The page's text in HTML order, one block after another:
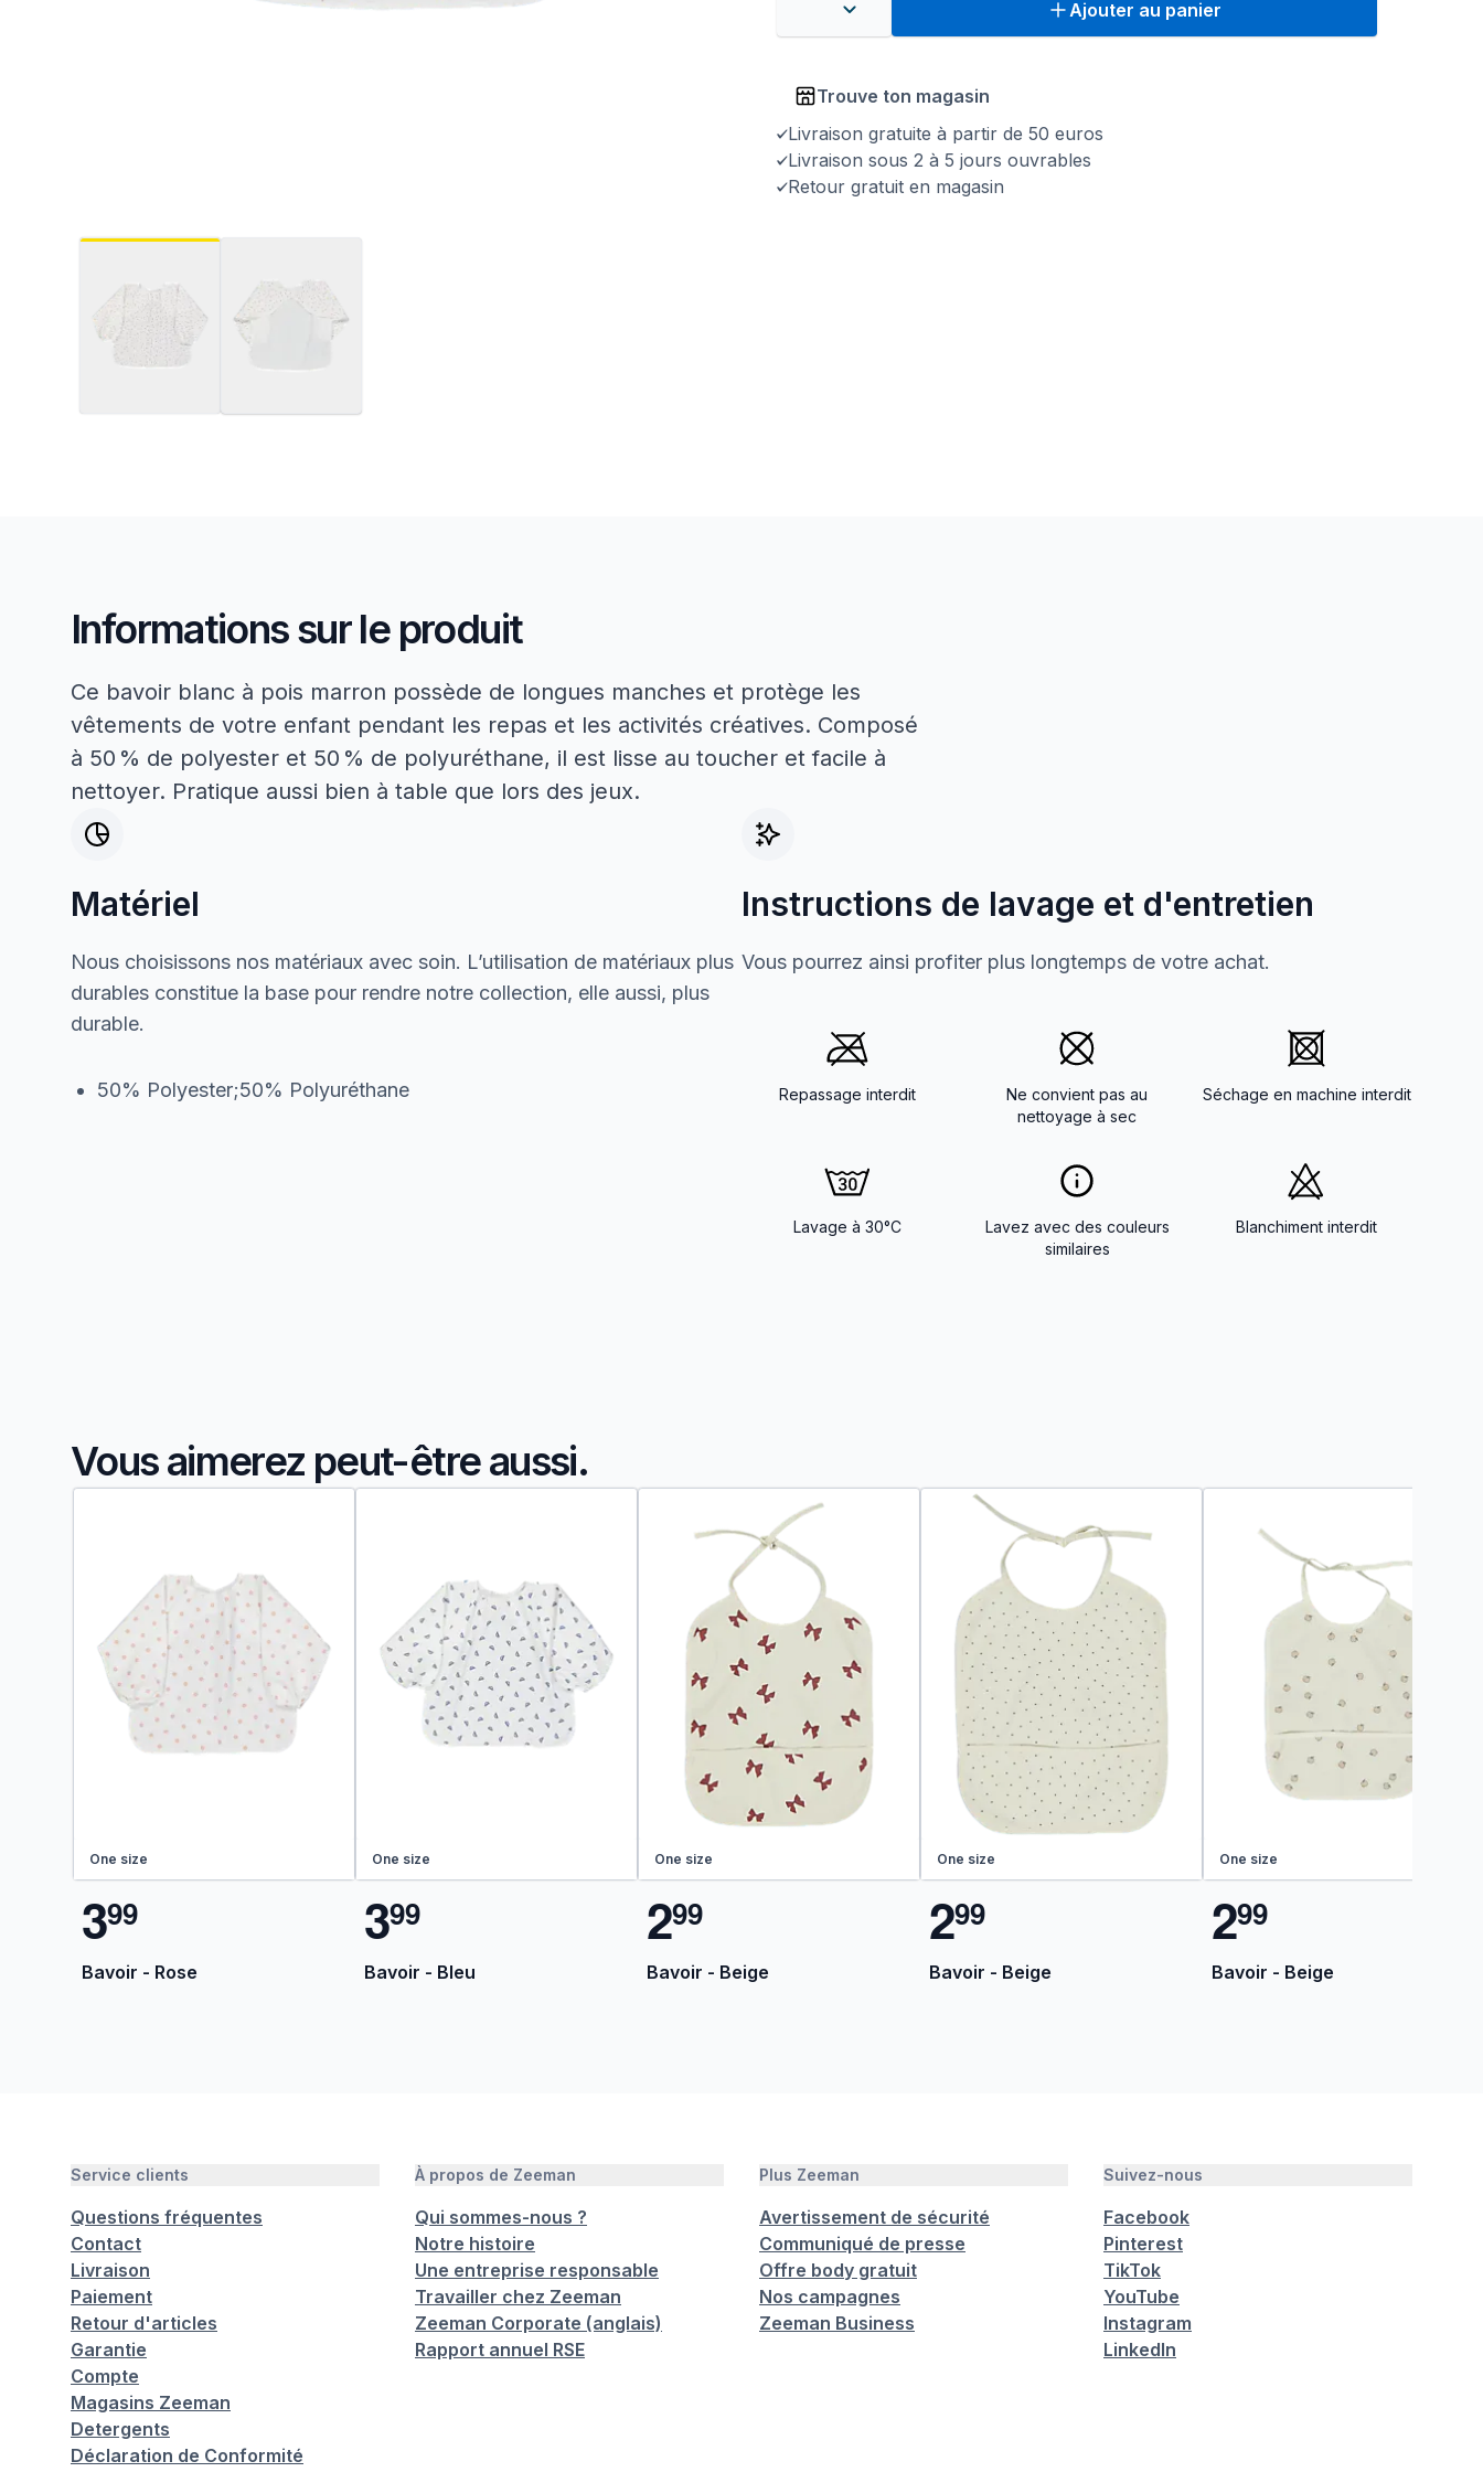
Ajouter au panier
Trouve ton magasin
Livraison gratuite à partir de 50 euros
Livraison sous 2 à 5 jours ouvrables
Retour gratuit en magasin
Informations sur le produit
Ce bavoir blanc à pois marron possède de longues manches et protège les
vêtements de votre enfant pendant les repas et les activités créatives. Composé
à 50 % de polyester et 50 % de polyuréthane, il est lisse au toucher et facile à
nettoyer. Pratique aussi bien à table que lors des jeux.
Matériel
Nous choisissons nos matériaux avec soin. L’utilisation de matériaux plus
durables constitue la base pour rendre notre collection, elle aussi, plus
durable.
50% Polyester;50% Polyuréthane
Instructions de lavage et d'entretien
Vous pourrez ainsi profiter plus longtemps de votre achat.
Repassage interdit
Ne convient pas au
nettoyage à sec
Séchage en machine interdit
Lavage à 30°C
Lavez avec des couleurs
similaires
Blanchiment interdit
Vous aimerez peut-être aussi.
One size
399
Bavoir - Rose
One size
399
Bavoir - Bleu
One size
299
Bavoir - Beige
One size
299
Bavoir - Beige
One size
299
Bavoir - Beige
Service clients
Questions fréquentes
Contact
Livraison
Paiement
Retour d'articles
Garantie
Compte
Magasins Zeeman
Detergents
Déclaration de Conformité
À propos de Zeeman
Qui sommes-nous ?
Notre histoire
Une entreprise responsable
Travailler chez Zeeman
Zeeman Corporate (anglais)
Rapport annuel RSE
Plus Zeeman
Avertissement de sécurité
Communiqué de presse
Offre body gratuit
Nos campagnes
Zeeman Business
Suivez-nous
Facebook
Pinterest
TikTok
YouTube
Instagram
LinkedIn